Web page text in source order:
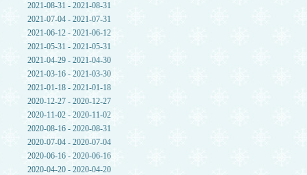
2021-08-31 - 2021-08-31
2021-07-04 - 2021-07-31
2021-06-12 - 2021-06-12
2021-05-31 - 2021-05-31
2021-04-29 - 2021-04-30
2021-03-16 - 2021-03-30
2021-01-18 - 2021-01-18
2020-12-27 - 2020-12-27
2020-11-02 - 2020-11-02
2020-08-16 - 2020-08-31
2020-07-04 - 2020-07-04
2020-06-16 - 2020-06-16
2020-04-20 - 2020-04-20